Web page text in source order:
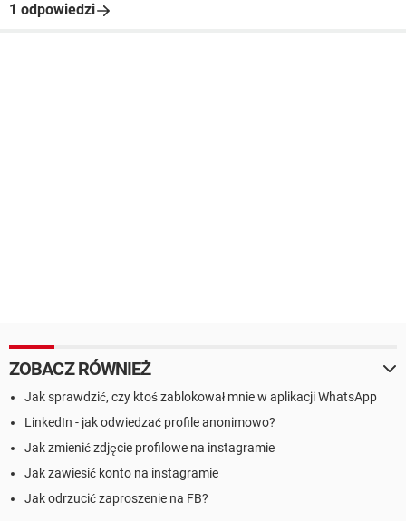
1 odpowiedzi
ZOBACZ RÓWNIEŻ
Jak sprawdzić, czy ktoś zablokował mnie w aplikacji WhatsApp
LinkedIn - jak odwiedzać profile anonimowo?
Jak zmienić zdjęcie profilowe na instagramie
Jak zawiesić konto na instagramie
Jak odrzucić zaproszenie na FB?